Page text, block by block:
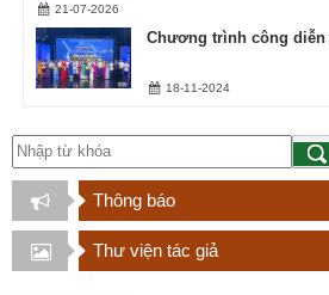
21-07-2026
Chương trình công
18-11-2024
Thông báo
Thư viện tác giả